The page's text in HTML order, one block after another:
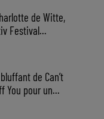
de Witte,
Festival...
de Can’t
You pour un...